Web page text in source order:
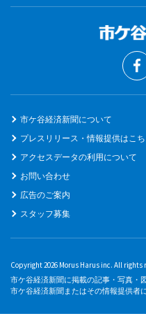
市ケ谷経済新聞について
プレスリリース・情報提供はこ
アクセスデータの利用について
お問い合わせ
広告のご案内
スタッフ募集
Copyright 2026 Morus Harus inc. All rights
市ケ谷経済新聞に掲載の記事・写真・
市ケ谷経済新聞またはその情報提供者